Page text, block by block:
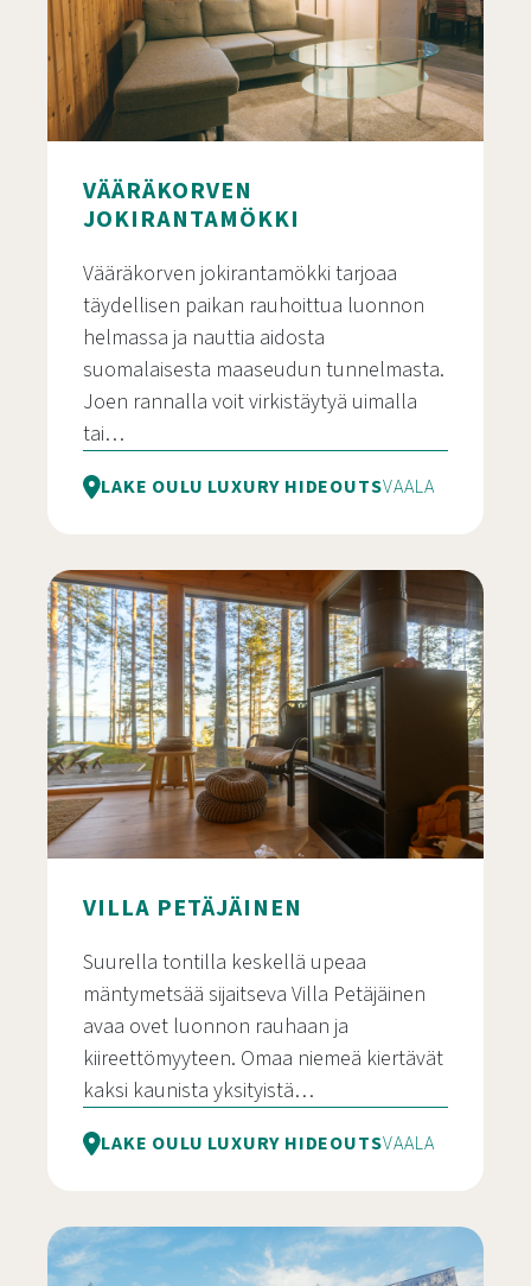
VÄÄRÄKORVEN
JOKIRANTAMÖKKI
Vääräkorven jokirantamökki tarjoaa
täydellisen paikan rauhoittua luonnon
helmassa ja nauttia aidosta
suomalaisesta maaseudun tunnelmasta.
Joen rannalla voit virkistäytyä uimalla
tai…
LAKE OULU LUXURY HIDEOUTSVAALA
VILLA PETÄJÄINEN
Suurella tontilla keskellä upeaa
mäntymetsää sijaitseva Villa Petäjäinen
avaa ovet luonnon rauhaan ja
kiireettömyyteen. Omaa niemeä kiertävät
kaksi kaunista yksityistä…
LAKE OULU LUXURY HIDEOUTSVAALA